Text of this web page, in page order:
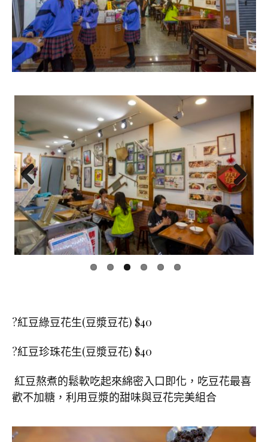
Previ
ous
Next
?紅豆綠豆花生(豆漿豆花) $40
?紅豆珍珠花生(豆漿豆花) $40
紅豆熬煮的鬆軟吃起來綿密入口即化，吃豆花最喜
歡不加糖，利用豆漿的甜味與豆花完美組合